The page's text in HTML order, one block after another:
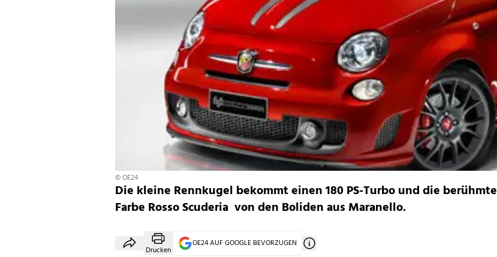
© OE24
Die kleine Rennkugel bekommt einen 180 PS-Turbo und die berühmte
Farbe Rosso Scuderia von den Boliden aus Maranello.
Drucken
OE24 AUF GOOGLE BEVORZUGEN